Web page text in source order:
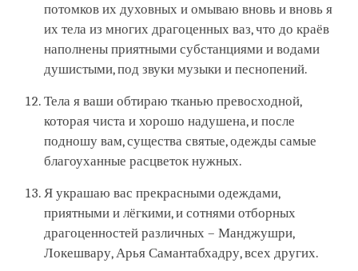
потомков их духовных и омываю вновь и вновь я
их тела из многих драгоценных ваз, что до краёв
наполнены приятными субстанциями и водами
душистыми, под звуки музыки и песнопений.
Тела я ваши обтираю тканью превосходной,
которая чиста и хорошо надушена, и после
подношу вам, существа святые, одежды самые
благоуханные расцветок нужных.
Я украшаю вас прекрасными одеждами,
приятными и лёгкими, и сотнями отборных
драгоценностей различных – Манджушри,
Локешвару, Арья Самантабхадру, всех других.